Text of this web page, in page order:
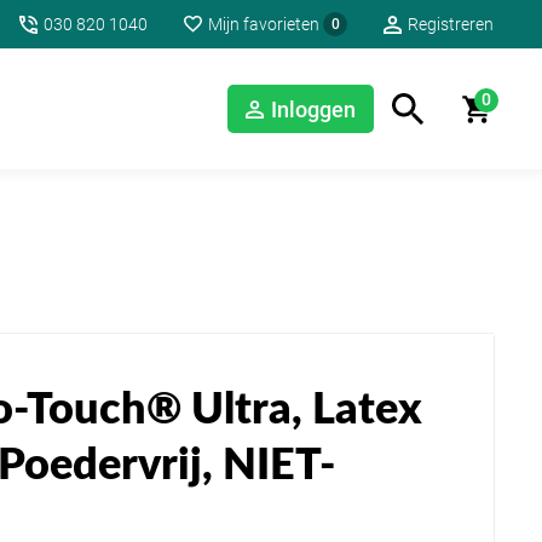
030 820 1040 Mijn favorieten 0 Registreren
Inloggen 0
Touch® Ultra, Latex
NIET-